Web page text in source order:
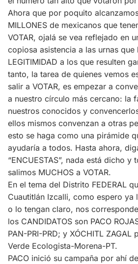
Ahora que por poquito
MILLONES de mexicanos que
VOTAR, ojalá se vea reflejado en
copiosa asistencia a las urnas
LEGITIMIDAD a los que resulten
tanto, la tarea de quienes vemos
salir a VOTAR, es empezar a
a nuestro círculo más cercano: la
nuestros conocidos y
ellos mismos convenzan a otras
esto se haga como una pirámide
ayudaría a todos. Hasta ahora,
“ENCUESTAS”, nada está dicho y
salimos MUCHOS a VOTAR.
En el tema del Distrito FEDERAL
Cuautitlán Izcalli, como espero ya
o lo tengan claro, nos
los CANDIDATOS son PACO
PAN-PRI-PRD; y XÓCHITL
Verde Ecologista-Morena-PT.
PACO inició su campaña por ahí